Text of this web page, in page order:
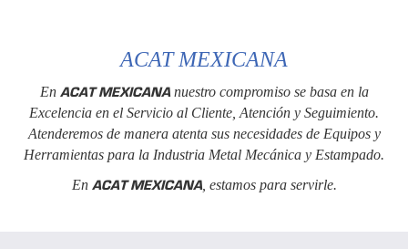
ACAT MEXICANA
En ACAT MEXICANAnuestro compromiso se basa en la
Excelencia en el Servicio al Cliente, Atención y Seguimiento.
Atenderemos de manera atenta sus necesidades de Equipos y
Herramientas para la Industria Metal Mecánica y Estampado.
En ACAT MEXICANA, estamos para servirle.